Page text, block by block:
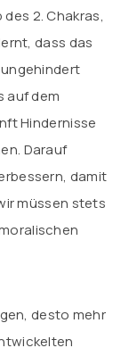
2. Chakras,
dass das
auf dem
Hindernisse
Darauf
damit
müssen stets
desto mehr